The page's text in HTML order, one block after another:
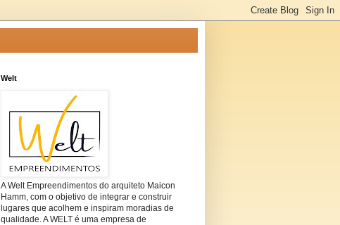
Welt
A Welt Empreendimentos do arquiteto Maicon
Hamm, com o objetivo de integrar e construir
lugares que acolhem e inspiram moradias de
qualidade. A WELT é uma empresa de